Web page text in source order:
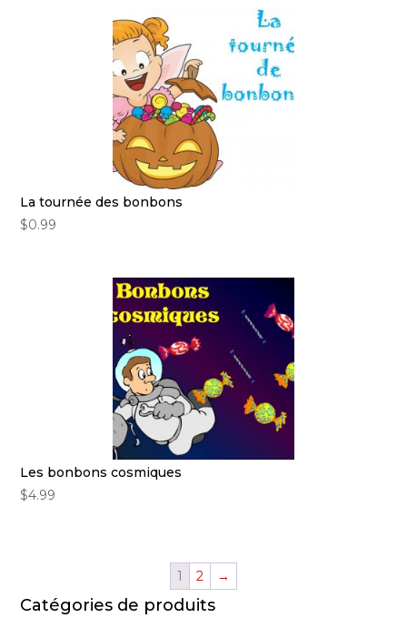
La tournée des bonbons
$0.99
Les bonbons cosmiques
$4.99
1 2 →
Catégories de produits